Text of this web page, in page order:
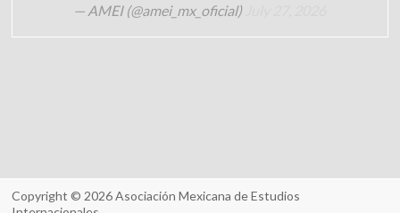
— AMEI (@amei_mx_oficial)
Copyright © 2026Asociación Mexicana de Estudios